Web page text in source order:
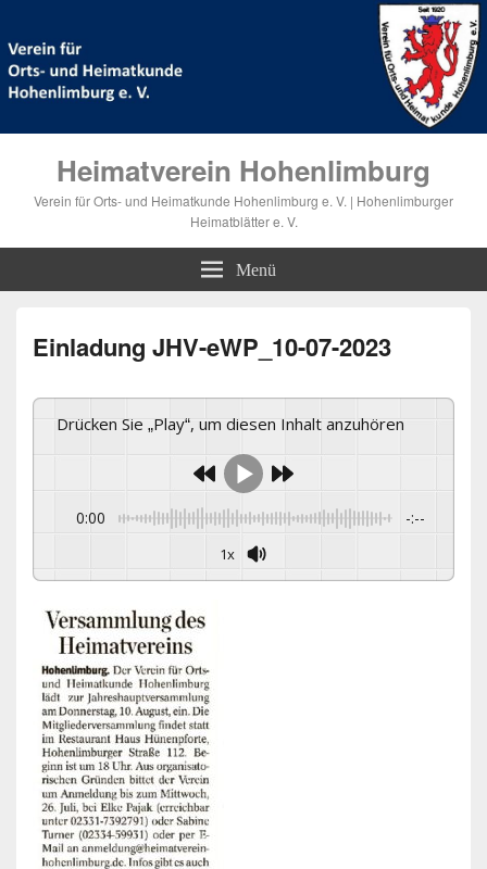
Heimatverein Hohenlimburg
Verein für Orts- und Heimatkunde Hohenlimburg e. V. | Hohenlimburger
Heimatblätter e. V.
Menü
Einladung JHV-eWP_10-07-2023
Drücken Sie „Play“, um diesen Inhalt anzuhören
0:00 -:--
1x